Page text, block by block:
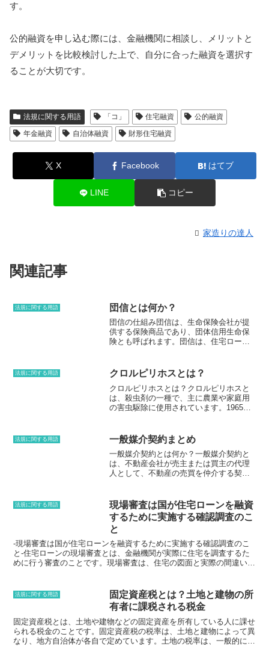
す。
公的融資を申し込む際には、金融機関に相談し、メリットと
デメリットを比較検討した上で、自分に合った融資を選択す
ることが大切です。
法規に関する用語 「コ」 住宅融資
公的融資
年金融資
自治体融資 財形住宅融資
X Facebook はてブ
LINE コピー
家造りの達人
関連記事
法規に関する用語 団信とは何か？
団信の仕組み団信は、生命保険会社が提
供する保険商品であり、団体信用生命保
険とも呼ばれます。団信は、住宅ローン
障害状態になったりした場合に、ローン
残債を保険金で弁済するものです。団信
は、ローンを借り入れる際に加入するこ
とが義務付けられている場合が多く、ロ
ーンを借り入れる人の多くが加入してい
ローン残債を支払う必要がなくなるた
め、家族に経済的な負担をかけることを
防ぐことができます。団信の保険料は、
ローンの金額や返済期間、年齢などによ
って異なりますが、一般的には、ローン
ーンと一緒に支払うことになります。団
信は、ローンを借り入れる人の多くが加
入している保険商品であり、ローン返済
中に死亡や高度障害状態になっても、ロ
ーン残債を支払う必要がなくなるため、
家族に経済的な負担をかけることを防ぐ
ことができます。
法規に関する用語 クロルピリホスとは？
クロルピリホスとは？クロルピリホスと
は、殺虫剤の一種で、主に農業や家庭用
の害虫駆除に使用されています。1965年
ルピリホスは、昆虫の神経系に働きかけ
て、筋肉の収縮を抑制し、最終的には死
亡させることで害虫を駆除します。クロ
ルピリホスの概要* 化学名O,O-ジメチル-
O-3,5,6-トリクロロ-2-ピリジンホスホン
154℃（1.33 kPa）* 引火点110℃* 溶解度
水に難溶、アセトン、メタノール、エタ
ノールに可溶* 用途農業用殺虫剤、家庭用
殺虫剤、園芸用殺虫剤など* 毒性急性経口
毒性はラットでLD50 135 mg/kg、急性経
皮毒性はラットでLD50 2000 mg/kg、急
性吸入毒性はラットでLC50 110 mg/m3/4
法規に関する用語 一般媒介契約まとめ
一般媒介契約とは何か？一般媒介契約と
は、不動産会社が売主または買主の代理
人として、不動産の売買を仲介する契約
一般媒介契約を締結すると、不動産会社
は売主または買主の代理人となり、売買
契約の成立に向けて活動することになり
ます。一般媒介契約は、売主と買主がそ
れぞれ別の不動産会社と契約を結ぶこと
も可能です。この場合、両方の不動産会
社が協力して売買契約の成立を目指しま
す。
法規に関する用語
現場審査は国が住宅ローンを融資
するために実施する確認調査のこ
と
-現場審査は国が住宅ローンを融資するために実施する確認調査のこ
と-住宅ローンの現場審査とは、金融機関が実際に住宅を調査するた
めに行う審査のことです。現場審査は、住宅の図面と実際の間違いが
行われることもあります。フラット35における現場審査フラット35
は、民間金融機関が住宅ローンを融資する際に利用できる制度です。
フラット35では、金融機関が住宅ローンを融資する前に、現場審査
を必ず行うことが義務付けられています。フラット35の現場審査で
は、住宅の図面と実際の間違いがないかを確認することや、住宅の瑕
疵がないかを確認することなどが行われます。また、フラット35の
法規に関する用語
固定資産税とは？土地と建物の所
有者に課税される税金
固定資産税とは、土地や建物などの固定資産を所有している人に課せ
られる税金のことです。固定資産税の税率は、土地と建物によって異
なり、地方自治体が各自で定めています。土地の税率は、一般的に